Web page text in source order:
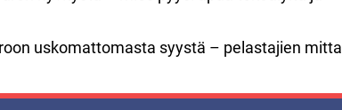
uskomattomasta syystä – pelastajien mitta